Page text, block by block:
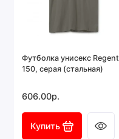
Футболка унисекс Regent
150, серая (стальная)
606.00р.
Купить